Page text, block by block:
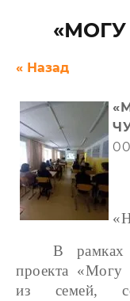
« Назад
В рамках
проекта «Могу
из семей,